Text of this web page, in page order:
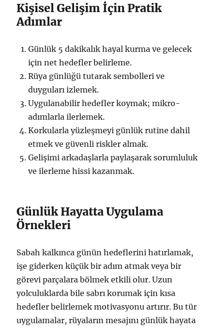
Kişisel Gelişim İçin Pratik
Adımlar
Günlük 5 dakikalık hayal kurma ve gelecek
için net hedefler belirleme.
Rüya günlüğü tutarak sembolleri ve
duyguları izlemek.
Uygulanabilir hedefler koymak; mikro-
adımlarla ilerlemek.
Korkularla yüzleşmeyi günlük rutine dahil
etmek ve güvenli riskler almak.
Gelişimi arkadaşlarla paylaşarak sorumluluk
ve ilerleme hissi kazanmak.
Günlük Hayatta Uygulama
Örnekleri
Sabah kalkınca günün hedeflerini hatırlamak,
işe giderken küçük bir adım atmak veya bir
görevi parçalara bölmek etkili olur. Uzun
yolculuklarda bile sabrı korumak için kısa
hedefler belirlemek motivasyonu artırır. Bu tür
uygulamalar, rüyaların mesajını günlük hayata